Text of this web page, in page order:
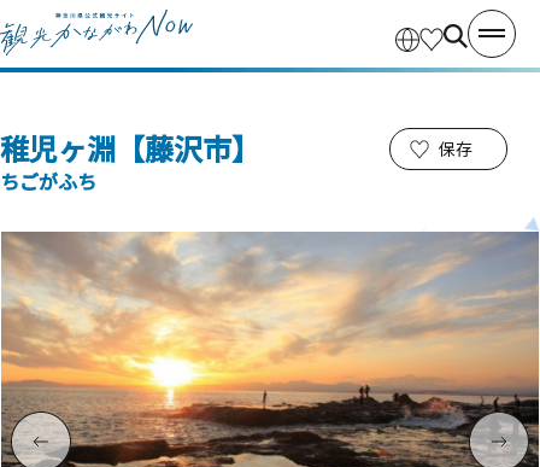
稚児ヶ淵【藤沢市】
ちごがふち
保存